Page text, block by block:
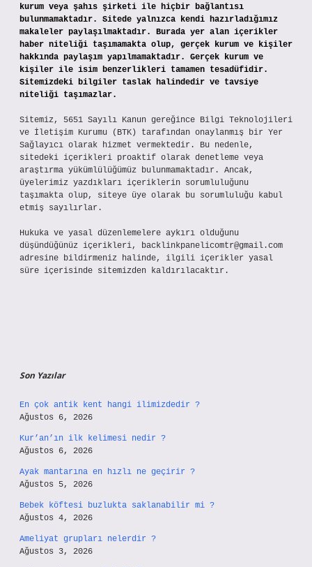
kurum veya şahıs şirketi ile hiçbir bağlantısı
bulunmamaktadır. Sitede yalnızca kendi hazırladığımız
makaleler paylaşılmaktadır. Burada yer alan içerikler
haber niteliği taşımamakta olup, gerçek kurum ve kişiler
hakkında paylaşım yapılmamaktadır. Gerçek kurum ve
kişiler ile isim benzerlikleri tamamen tesadüfidir.
Sitemizdeki bilgiler taslak halindedir ve tavsiye
niteliği taşımazlar.
Sitemiz, 5651 Sayılı Kanun gereğince Bilgi Teknolojileri
ve İletişim Kurumu (BTK) tarafından onaylanmış bir Yer
Sağlayıcı olarak hizmet vermektedir. Bu nedenle,
sitedeki içerikleri proaktif olarak denetleme veya
araştırma yükümlülüğümüz bulunmamaktadır. Ancak,
üyelerimiz yazdıkları içeriklerin sorumluluğunu
taşımakta olup, siteye üye olarak bu sorumluluğu kabul
etmiş sayılırlar.
Hukuka ve yasal düzenlemelere aykırı olduğunu
düşündüğünüz içerikleri, backlinkpanelicomtr@gmail.com
adresine bildirmeniz halinde, ilgili içerikler yasal
süre içerisinde sitemizden kaldırılacaktır.
Son Yazılar
En çok antik kent hangi ilimizdedir ?
Ağustos 6, 2026
Kur’an’ın ilk kelimesi nedir ?
Ağustos 6, 2026
Ayak mantarına en hızlı ne geçirir ?
Ağustos 5, 2026
Bebek köftesi buzlukta saklanabilir mi ?
Ağustos 4, 2026
Ameliyat grupları nelerdir ?
Ağustos 3, 2026